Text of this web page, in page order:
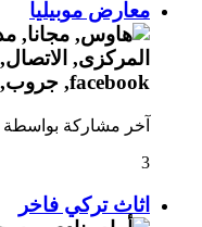
معارض موبيليا
آخر مشاركة بواسطة
3
اثاث تركي فاخر